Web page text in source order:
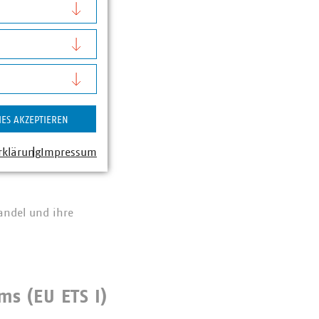
Bundesregierung
und ihre
(EU ETS I)
AKZEPTIEREN
Impressum